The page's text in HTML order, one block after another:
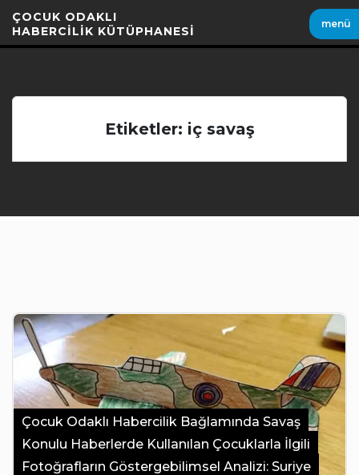
Geç
ÇOCUK ODAKLI
HABERCİLİK KÜTÜPHANESİ
menü
Etiketler: iç savaş
Çocuk Odaklı Habercilik Bağlamında Savaş
Konulu Haberlerde Kullanılan Çocuklarla İlgili
Fotoğrafların Göstergebilimsel Analizi: Suriye